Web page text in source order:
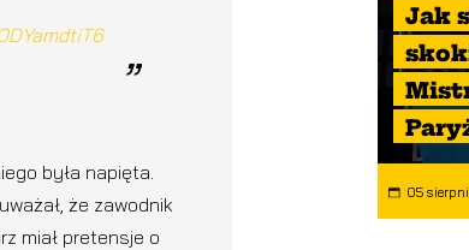
była napięta.
że zawodnik
miał pretensje o
Jak
05